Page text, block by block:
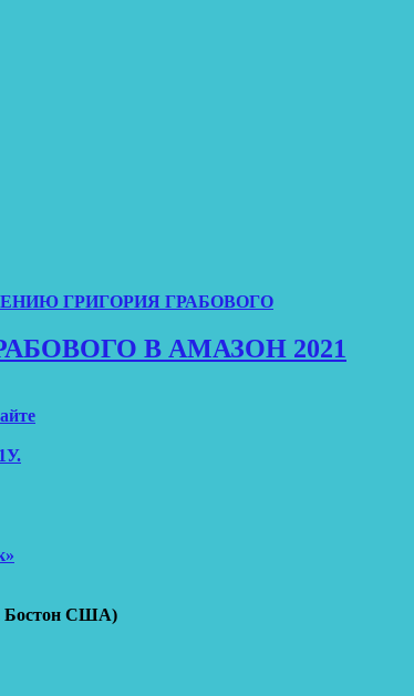
ГРИГОРИЯ ГРАБОВОГО
В АМАЗОН 2021
Бостон США)